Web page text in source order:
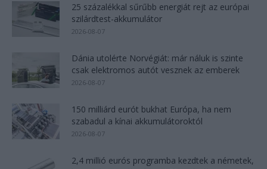
25 százalékkal sűrűbb energiát rejt az európai
szilárdtest-akkumulátor
2026-08-07
Dánia utolérte Norvégiát: már náluk is szinte
csak elektromos autót vesznek az emberek
2026-08-07
150 milliárd eurót bukhat Európa, ha nem
szabadul a kínai akkumulátoroktól
2026-08-07
2,4 millió eurós programba kezdtek a németek,